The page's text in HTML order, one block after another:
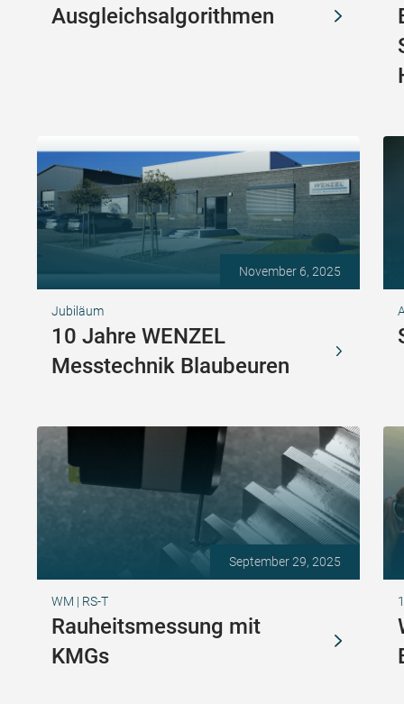
Ausgleichsalgorithmen
November 6, 2025
Jubiläum
10 Jahre WENZEL
Messtechnik Blaubeuren
September 29, 2025
WM | RS-T
Rauheitsmessung mit
KMGs